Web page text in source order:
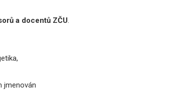
a docentů ZČU
jmenován